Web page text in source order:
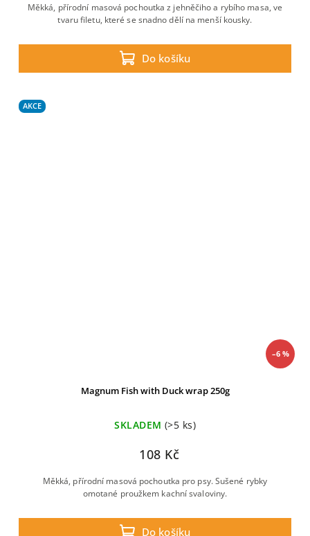
Do košíku
Měkká, přírodní masová pochoutka z jehněčiho a rybího masa, ve
tvaru filetu, které se snadno dělí na menší kousky.
AKCE
–6 %
Magnum Fish with Duck wrap 250g
SKLADEM (>5 ks)
108 Kč
Do košíku
Měkká, přírodní masová pochoutka pro psy. Sušené rybky
omotané proužkem kachní svaloviny.